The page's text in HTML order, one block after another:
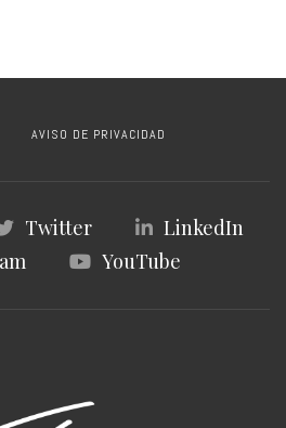
AVISO DE PRIVACIDAD
Twitter
LinkedIn
YouTube